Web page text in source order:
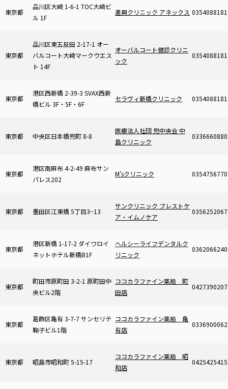
東京都
品川区大崎 1-6-1 TOC大崎ビ
ル 1F
進興クリニック アネックス 0354088181
東京都
品川区東五反田 2-17-1 オー
バルコート大崎マークウエス
ト 14F
オーバルコート健診クリニ
ック
0354088181
東京都
港区西新橋 2-39-3 SVAX西新
橋ビル 3F・5F・6F
セラヴィ新橋クリニック 0354088181
東京都 中央区日本橋兜町 8-8
医療法人社団 兜中央会 中
島クリニック
0336660880
東京都
港区南麻布 4-2-49 麻布サン
パレス202
M'sクリニック 0354756770
東京都 墨田区江東橋 5丁目3−13
サンクリニック ブレストケ
ア・イムノケア
0356252067
東京都
港区新橋 1-17-2 ダイワロイ
ネットホテル新橋B1F
ヘルシーライフデンタルク
リニック
0362066240
東京都
町田市原町田 3-2-1 原町田中
央ビル2階
ココカラファイン薬局 町
田店
0427390207
東京都
葛飾区亀有 3-7-7 サンセリテ
鞠子ビル1階
ココカラファイン薬局 亀
有店
0336900062
東京都 昭島市昭和町 5-15-17
ココカラファイン薬局 昭
和店
0425425415